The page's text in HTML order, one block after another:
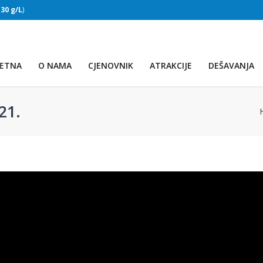
30 g/L)
O NAMA CJENOVNIK ATRAKCIJE DEŠAVANJA